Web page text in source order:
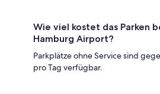
Wie viel kostet das Parken
Hamburg Airport?
Parkplätze ohne Service sind
pro Tag verfügbar.